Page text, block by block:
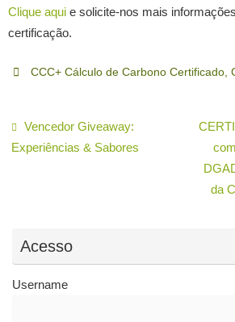
Clique aqui e solicite-nos mais
certificação.
CCC+ Cálculo de Carbono Certificado,
Vencedor Giveaway:
Experiências & Sabores
da
Acesso
Username